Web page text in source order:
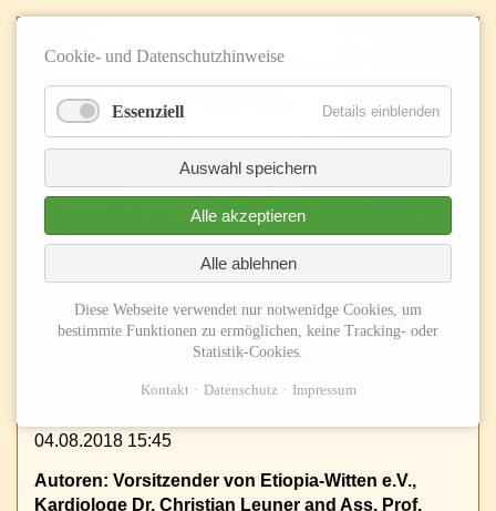
Neuer Artikel über Kardiologie in
erschienen:
04.08.2018 15:45
Autoren: Vorsitzender von Etiopia-Witten e.V.,
Kardiologe Dr. Christian Leuner and Ass. Prof.
Cookie- und Datenschutzhinweise
Essenziell Details einblenden
Auswahl speichern
Alle akzeptieren
Alle ablehnen
Diese Webseite verwendet nur notwenidge Cookies, um
bestimmte Funktionen zu ermöglichen, keine Tracking- oder
Statistik-Cookies.
Kontakt Datenschutz Impressum